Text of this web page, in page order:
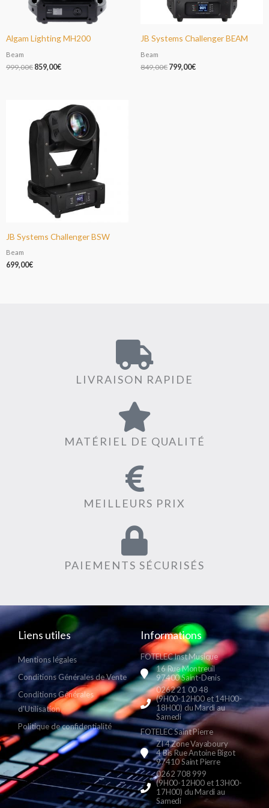
Algam Lighting MH200
Beam
999,00€ 859,00€
JB Systems Challenger BEAM
Beam
849,00€ 799,00€
JB Systems Challenger BSW
Beam
699,00€
LIVRAISON RAPIDE
MATÉRIEL DE QUALITÉ
MEILLEURS PRIX
PAIEMENTS SÉCURISÉS
Liens utiles
Mentions légales
Conditions Générales de Vente
Conditions Générales
d'Utilisation
Politique de confidentialité
Informations
FOTELEC Inst Musique
16 Rue Montreuil
97400 Saint-Denis
0262 21 00 48
(9H00-12H00 et 14H00-
18H00) du Mardi au
Samedi
FOTELEC Saint Pierre
ZI 4 Zone Vayaboury
4 Bis Rue Antoine Bigot
97410 Saint Pierre
0262 708 999
(9H00-12H00 et 13H00-
17H00) du Mardi au
Samedi